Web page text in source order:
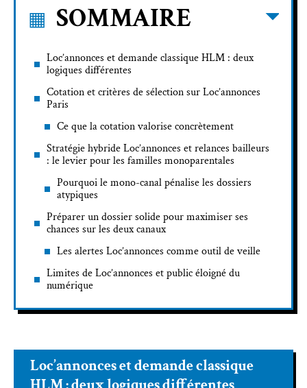
SOMMAIRE
Loc’annonces et demande classique HLM : deux
logiques différentes
Cotation et critères de sélection sur Loc’annonces
Paris
Ce que la cotation valorise concrètement
Stratégie hybride Loc’annonces et relances bailleurs
: le levier pour les familles monoparentales
Pourquoi le mono-canal pénalise les dossiers
atypiques
Préparer un dossier solide pour maximiser ses
chances sur les deux canaux
Les alertes Loc’annonces comme outil de veille
Limites de Loc’annonces et public éloigné du
numérique
Loc’annonces et demande classique